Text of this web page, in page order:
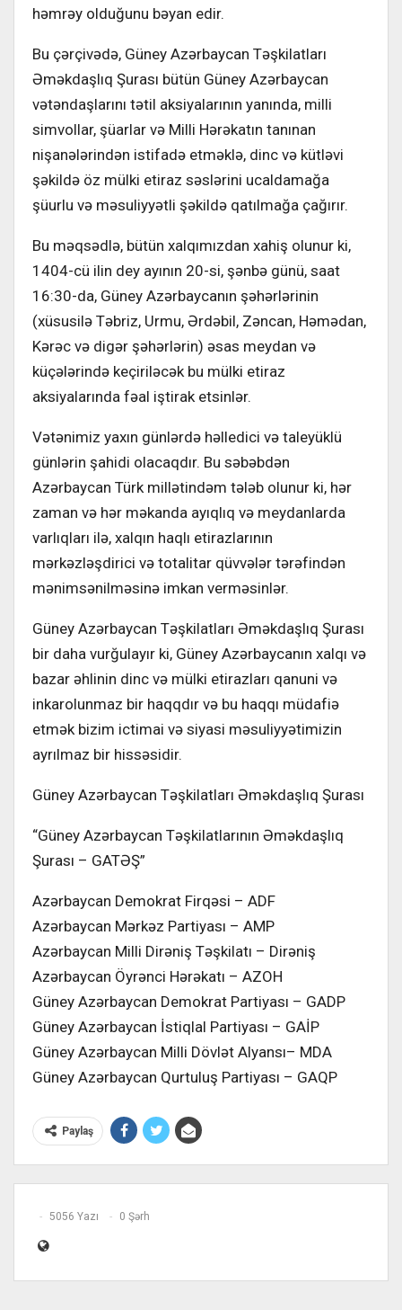
həmrəy olduğunu bəyan edir.
Bu çərçivədə, Güney Azərbaycan Təşkilatları
Əməkdaşlıq Şurası bütün Güney Azərbaycan
vətəndaşlarını tətil aksiyalarının yanında, milli
simvollar, şüarlar və Milli Hərəkatın tanınan
nişanələrindən istifadə etməklə, dinc və kütləvi
şəkildə öz mülki etiraz səslərini ucaldamağa
şüurlu və məsuliyyətli şəkildə qatılmağa çağırır.
Bu məqsədlə, bütün xalqımızdan xahiş olunur ki,
1404-cü ilin dey ayının 20-si, şənbə günü, saat
16:30-da, Güney Azərbaycanın şəhərlərinin
(xüsusilə Təbriz, Urmu, Ərdəbil, Zəncan, Həmədan,
Kərəc və digər şəhərlərin) əsas meydan və
küçələrində keçiriləcək bu mülki etiraz
aksiyalarında fəal iştirak etsinlər.
Vətənimiz yaxın günlərdə həlledici və taleyüklü
günlərin şahidi olacaqdır. Bu səbəbdən
Azərbaycan Türk millətindəm tələb olunur ki, hər
zaman və hər məkanda ayıqlıq və meydanlarda
varlıqları ilə, xalqın haqlı etirazlarının
mərkəzləşdirici və totalitar qüvvələr tərəfindən
mənimsənilməsinə imkan verməsinlər.
Güney Azərbaycan Təşkilatları Əməkdaşlıq Şurası
bir daha vurğulayır ki, Güney Azərbaycanın xalqı və
bazar əhlinin dinc və mülki etirazları qanuni və
inkarolunmaz bir haqqdır və bu haqqı müdafiə
etmək bizim ictimai və siyasi məsuliyyətimizin
ayrılmaz bir hissəsidir.
Güney Azərbaycan Təşkilatları Əməkdaşlıq Şurası
“Güney Azərbaycan Təşkilatlarının Əməkdaşlıq
Şurası – GATƏŞ”
Azərbaycan Demokrat Firqəsi – ADF
Azərbaycan Mərkəz Partiyası – AMP
Azərbaycan Milli Dirəniş Təşkilatı – Dirəniş
Azərbaycan Öyrənci Hərəkatı – AZOH
Güney Azərbaycan Demokrat Partiyası – GADP
Güney Azərbaycan İstiqlal Partiyası – GAİP
Güney Azərbaycan Milli Dövlət Alyansı– MDA
Güney Azərbaycan Qurtuluş Partiyası – GAQP
Paylaş
5056 Yazı 0 Şərh